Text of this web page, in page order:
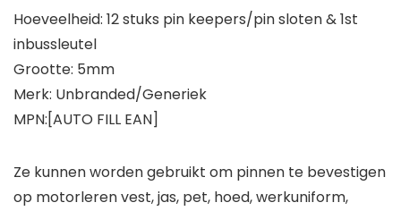
Hoeveelheid: 12 stuks pin keepers/pin sloten & 1st
inbussleutel
Grootte: 5mm
Merk: Unbranded/Generiek
MPN:[AUTO FILL EAN]
Ze kunnen worden gebruikt om pinnen te bevestigen
op motorleren vest, jas, pet, hoed, werkuniform,